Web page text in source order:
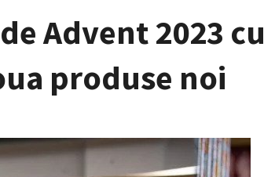
Advent 2023 cu
produse noi